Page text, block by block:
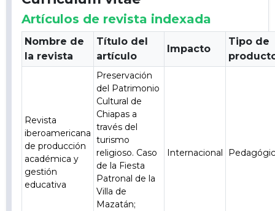
Artículos de revista indexada
Nombre de
la revista
Título del
artículo
Impacto
Tipo de
Revista
iberoamericana
de producción
académica y
gestión
educativa
Preservación
del Patrimonio
Cultural de
Chiapas a
través del
turismo
religioso. Caso
de la Fiesta
Patronal de la
Villa de
Mazatán;
Internacional